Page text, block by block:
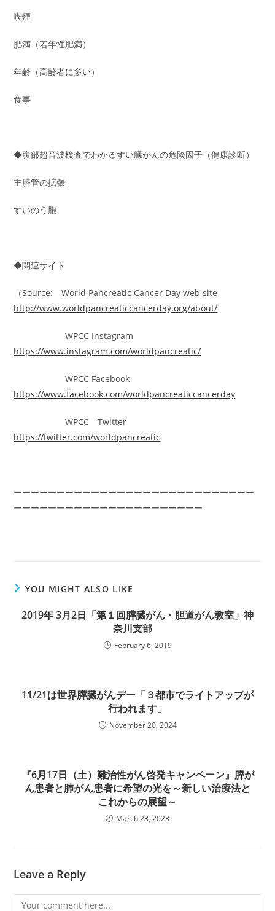
喫煙
肥満（若年性肥満）
年齢（高齢者に多い）
食事
◆腹部超音波検査でわかるすい臓がんの危険因子（健康診断）
主膵管の拡張
すいのう胞
◆関連サイト
（Source: World Pancreatic Cancer Day web site
http://www.worldpancreaticcancerday.org/about/
WPCC Instagram
https://www.instagram.com/worldpancreatic/
WPCC Facebook
https://www.facebook.com/worldpancreaticcancerday
WPCC Twitter
https://twitter.com/worldpancreatic
ーーーーーーーーーーーーーーーーーーーーーーーーーーーー
ーーーーーーーーーーーーーーーーーーーーーー
YOU MIGHT ALSO LIKE
2019年 3月2日「第１回膵臓がん・胆道がん教室」神
奈川支部
February 6, 2019
11/21は世界膵臓がんデー「３都市でライトアップが
行われます」
November 20, 2024
『6月17日（土）難治性がん啓発キャンペーン』膵が
ん患者と肺がん患者に希望の光を～新しい治療法と
これからの展望～
March 28, 2023
Leave a Reply
Comment